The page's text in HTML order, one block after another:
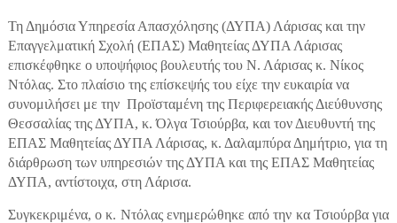
Τη Δημόσια Υπηρεσία Απασχόλησης (ΔΥΠΑ) Λάρισας και την
Επαγγελματική Σχολή (ΕΠΑΣ) Μαθητείας ΔΥΠΑ Λάρισας
επισκέφθηκε ο υποψήφιος βουλευτής του Ν. Λάρισας κ. Νίκος
Ντόλας. Στο πλαίσιο της επίσκεψής του είχε την ευκαιρία να
συνομιλήσει με την Προϊσταμένη της Περιφερειακής Διεύθυνσης
Θεσσαλίας της ΔΥΠΑ, κ. Όλγα Τσιούρβα, και τον Διευθυντή της
ΕΠΑΣ Μαθητείας ΔΥΠΑ Λάρισας, κ. Δαλαμπύρα Δημήτριο, για τη
διάρθρωση των υπηρεσιών της ΔΥΠΑ και της ΕΠΑΣ Μαθητείας
ΔΥΠΑ, αντίστοιχα, στη Λάρισα.
Συγκεκριμένα, ο κ. Ντόλας ενημερώθηκε από την κα Τσιούρβα για